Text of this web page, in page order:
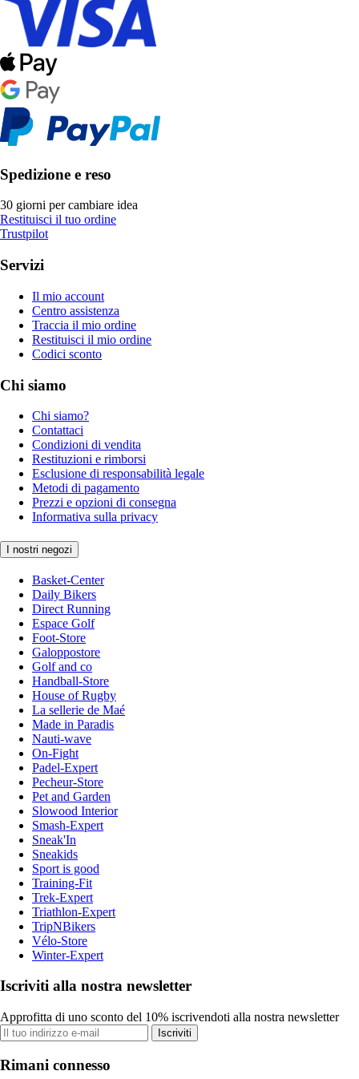
Spedizione e reso
30 giorni per cambiare idea
Restituisci il tuo ordine
Trustpilot
Servizi
Il mio account
Centro assistenza
Traccia il mio ordine
Restituisci il mio ordine
Codici sconto
Chi siamo
Chi siamo?
Contattaci
Condizioni di vendita
Restituzioni e rimborsi
Esclusione di responsabilità legale
Metodi di pagamento
Prezzi e opzioni di consegna
Informativa sulla privacy
I nostri negozi
Basket-Center
Daily Bikers
Direct Running
Espace Golf
Foot-Store
Galoppostore
Golf and co
Handball-Store
House of Rugby
La sellerie de Maé
Made in Paradis
Nauti-wave
On-Fight
Padel-Expert
Pecheur-Store
Pet and Garden
Slowood Interior
Smash-Expert
Sneak'In
Sneakids
Sport is good
Training-Fit
Trek-Expert
Triathlon-Expert
TripNBikers
Vélo-Store
Winter-Expert
Iscriviti alla nostra newsletter
Approfitta di uno sconto del 10% iscrivendoti alla nostra newsletter
Iscriviti
Rimani connesso